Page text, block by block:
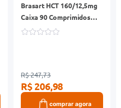
Brasart HCT 160/12,5mg
Caixa 90 Comprimidos
Revestidos
R$ 247,73
R$ 206,98
comprar agora